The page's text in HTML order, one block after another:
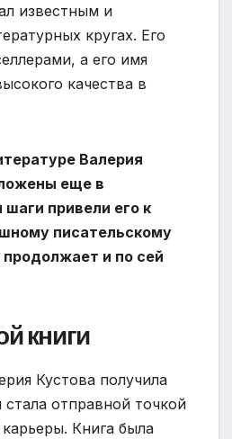
известным и
кругах. Его
а его имя
качества в
Валерия
еще в
привели его к
писательскому
и по сей
книги
Кустова получила
отправной точкой
Книга была